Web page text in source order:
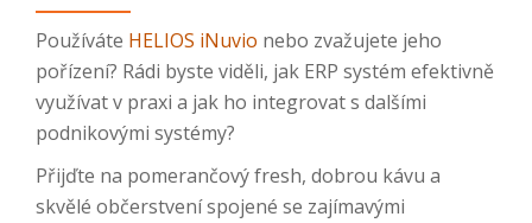
Používáte HELIOS iNuvio nebo zvažujete jeho
pořízení? Rádi byste viděli, jak ERP systém efektivně
využívat v praxi a jak ho integrovat s dalšími
podnikovými systémy?
Přijďte na pomerančový fresh, dobrou kávu a
skvělé občerstvení spojené se zajímavými